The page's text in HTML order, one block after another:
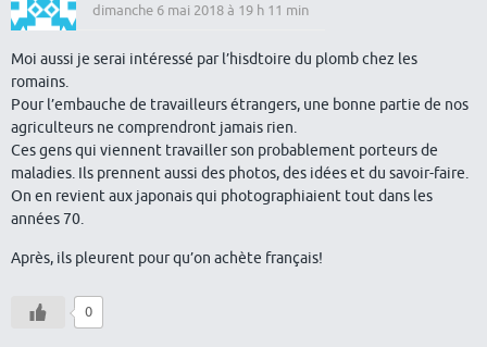
dimanche 6 mai 2018 à 19 h 11 min
Moi aussi je serai intéressé par l’hisdtoire du plomb chez les
romains.
Pour l’embauche de travailleurs étrangers, une bonne partie de nos
agriculteurs ne comprendront jamais rien.
Ces gens qui viennent travailler son probablement porteurs de
maladies. Ils prennent aussi des photos, des idées et du savoir-faire.
On en revient aux japonais qui photographiaient tout dans les
années 70.
Après, ils pleurent pour qu’on achète français!
0